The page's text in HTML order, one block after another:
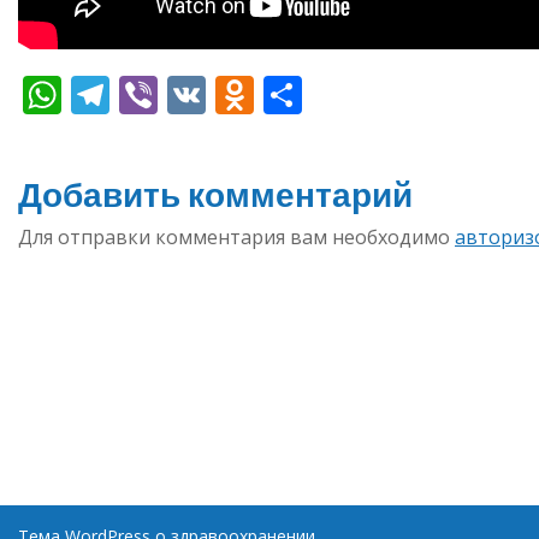
WhatsApp
Telegram
Viber
VK Odnoklassniki
Добавить комментарий
Для отправки комментария вам необходимо